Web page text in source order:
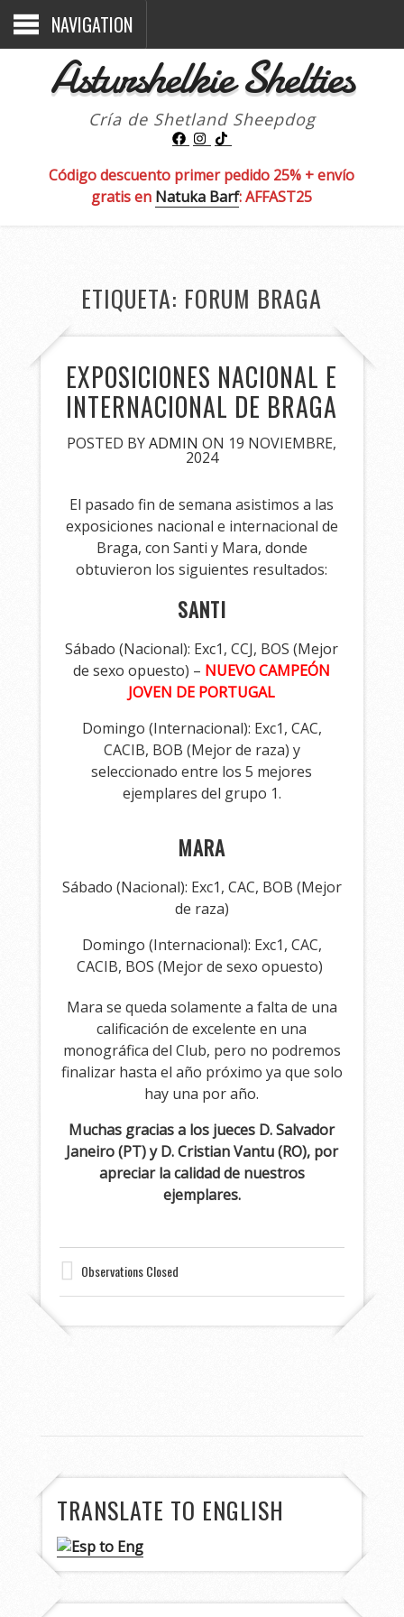
NAVIGATION
Asturshelkie Shelties
Cría de Shetland Sheepdog
Código descuento primer pedido 25% + envío
gratis en Natuka Barf: AFFAST25
ETIQUETA: FORUM BRAGA
EXPOSICIONES NACIONAL E
INTERNACIONAL DE BRAGA
POSTED BYADMIN ON 19 NOVIEMBRE,
2024
El pasado fin de semana asistimos a las
exposiciones nacional e internacional de
Braga, con Santi y Mara, donde
obtuvieron los siguientes resultados:
SANTI
Sábado (Nacional): Exc1, CCJ, BOS (Mejor
de sexo opuesto) – NUEVO CAMPEÓN
JOVEN DE PORTUGAL
Domingo (Internacional): Exc1, CAC,
CACIB, BOB (Mejor de raza) y
seleccionado entre los 5 mejores
ejemplares del grupo 1.
MARA
Sábado (Nacional): Exc1, CAC, BOB (Mejor
de raza)
Domingo (Internacional): Exc1, CAC,
CACIB, BOS (Mejor de sexo opuesto)
Mara se queda solamente a falta de una
calificación de excelente en una
monográfica del Club, pero no podremos
finalizar hasta el año próximo ya que solo
hay una por año.
Muchas gracias a los jueces D. Salvador
Janeiro (PT) y D. Cristian Vantu (RO), por
apreciar la calidad de nuestros
ejemplares.
Observations Closed
TRANSLATE TO ENGLISH